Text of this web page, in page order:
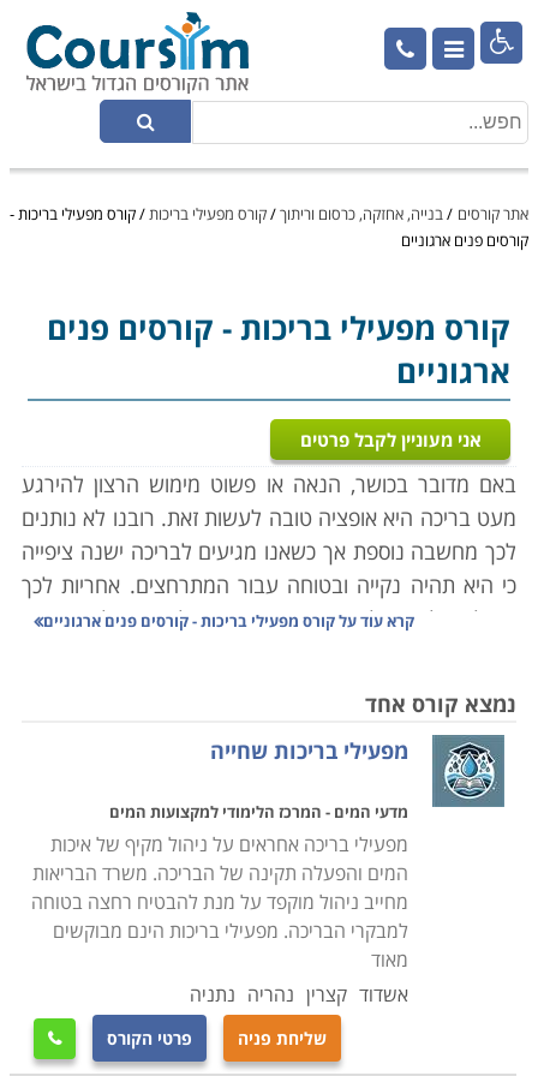

אתר קורסים /בנייה, אחזקה, כרסום וריתוך/קורס מפעילי בריכות/קורס מפעילי בריכות -
קורסים פנים ארגוניים
קורס מפעילי בריכות- קורסים פנים
ארגוניים
אני מעוניין לקבל פרטים
באם מדובר בכושר, הנאה או פשוט מימוש הרצון להירגע
מעט בריכה היא אופציה טובה לעשות זאת. רובנו לא נותנים
לכך מחשבה נוספת אך כשאנו מגיעים לבריכה ישנה ציפייה
כי היא תהיה נקייה ובטוחה עבור המתרחצים. אחריות לכך
מוטלת על מפעיל המקום אשר תפקידו לדאוג כי למתרחצים
המתרחצים מצויים בסיכון להיפצע או לחלות. לכן, יש צורך
בקורס מפעילי בריכות מיומנים שהוכשרו במיוחד וידעו לקחת
בחשבון את כל ההיבטים הכרוכים בהפעלת הבריכה.
במסגרת קורס מפעילי בריכות נלמדים כל תחומי האחזקה
והניהול, תפעול של תהליכים סביבתיים, מערכת הסינון
ותחזוקת הבריכה ועבודה מול גורמים חיצוניים כדוגמת
ספקים, מתרחצים ורשויות
תחומי הלימוד בקורס נחלקים לנושאים על פי סוג העבודה
הנדרשת. בתחום המים נלמדת כל תורת השמירה והפיקוח
על איכות המים, השימוש בחומרי ניקוי וסטריליזציה כדוגמת
קרא עוד עלקורס מפעילי בריכות - קורסים פנים ארגוניים
נמצא קורס אחד
מפעילי בריכות שחייה
מדעי המים - המרכז הלימודי למקצועות המים
מפעילי בריכה אחראים על ניהול מקיף של איכות
המים והפעלה תקינה של הבריכה. משרד הבריאות
מחייב ניהול מוקפד על מנת להבטיח רחצה בטוחה
למבקרי הבריכה. מפעילי בריכות הינם מבוקשים
מאוד
אשדוד קצרין נהריה נתניה
שליחת פניה פרטי הקורס 